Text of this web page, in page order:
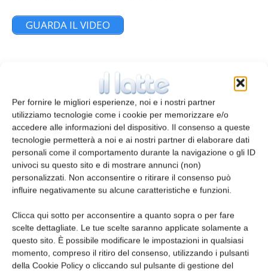
Per fornire le migliori esperienze, noi e i nostri partner
utilizziamo tecnologie come i cookie per memorizzare e/o
accedere alle informazioni del dispositivo. Il consenso a queste
tecnologie permetterà a noi e ai nostri partner di elaborare dati
personali come il comportamento durante la navigazione o gli ID
univoci su questo sito e di mostrare annunci (non)
personalizzati. Non acconsentire o ritirare il consenso può
influire negativamente su alcune caratteristiche e funzioni.
Clicca qui sotto per acconsentire a quanto sopra o per fare
scelte dettagliate. Le tue scelte saranno applicate solamente a
questo sito. È possibile modificare le impostazioni in qualsiasi
momento, compreso il ritiro del consenso, utilizzando i pulsanti
della Cookie Policy o cliccando sul pulsante di gestione del
GUARDA IL VIDEO
La linea di fermenti lattici per pizza cheese
“MARGHERITA” è composta da due prodotti
specifici che garantiscono una rapidità di
acidificazione eccellente e sono disponibili in
versione liofilizzata e congelata
(Lyofast e Cryofast):
-ST Regina – M
-ST Regina – S.
TAGS fermenti lattici